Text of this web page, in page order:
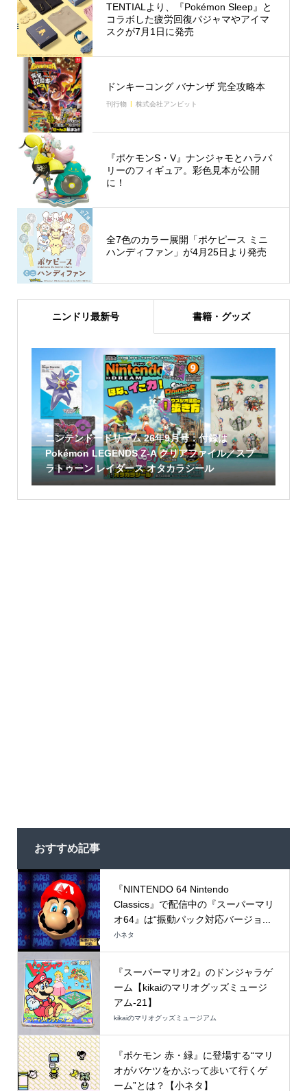
TENTIALより、『Pokémon Sleep』と
コラボした疲労回復パジャマやアイマ
スクが7月1日に発売
ドンキーコング バナンザ 完全攻略本
刊行物 株式会社アンビット
『ポケモンS・V』ナンジャモとハラバ
リーのフィギュア。彩色見本が公開
に！
全7色のカラー展開「ポケピース ミニ
ハンディファン」が4月25日より発売
ニンドリ最新号 書籍・グッズ
ニンテンドードリーム 26年9月号：付録は
Pokémon LEGENDS Z-A クリアファイル／スプ
ラトゥーン レイダース オタカラシール
おすすめ記事
『NINTENDO 64 Nintendo
Classics』で配信中の『スーパーマリ
オ64』は“振動パック対応バージョ...
小ネタ
『スーパーマリオ2』のドンジャラゲ
ーム【kikaiのマリオグッズミュージ
アム-21】
kikaiのマリオグッズミュージアム
『ポケモン 赤・緑』に登場する“マリ
オがバケツをかぶって歩いて行くゲ
ーム”とは？【小ネタ】